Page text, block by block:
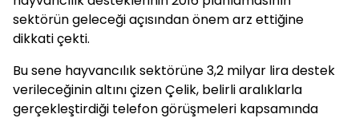
sektörün geleceği açısından önem arz ettiğine
dikkati çekti.
Bu sene hayvancılık sektörüne 3,2 milyar lira destek
verileceğinin altını çizen Çelik, belirli aralıklarla
gerçekleştirdiği telefon görüşmeleri kapsamında